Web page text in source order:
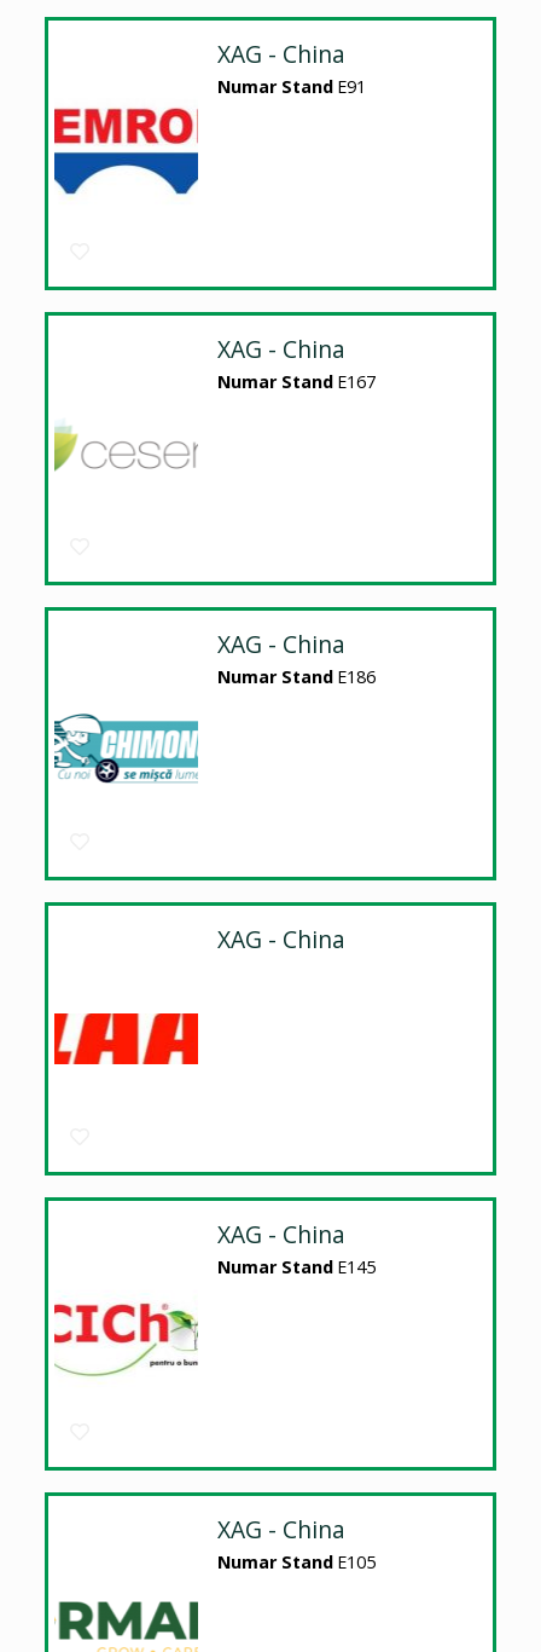
XAG - China
Numar Stand E91
XAG - China
Numar Stand E167
XAG - China
Numar Stand E186
XAG - China
XAG - China
Numar Stand E145
XAG - China
Numar Stand E105